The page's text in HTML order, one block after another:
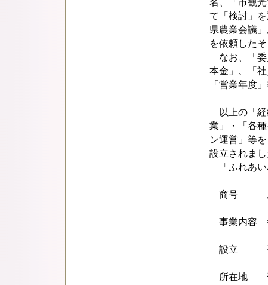
名、「市観
て「検討」
県農業会議
を依頼した
なお、「委
本金」、「
「営業年度
以上の「経
業」・「各
ン運営」等
設立されま
「ふれあい
商号 ふれ
事業内容
設立 平
所在地 千